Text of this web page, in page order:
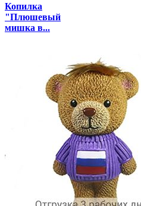
Копилка
"Плюшевый
мишка в...